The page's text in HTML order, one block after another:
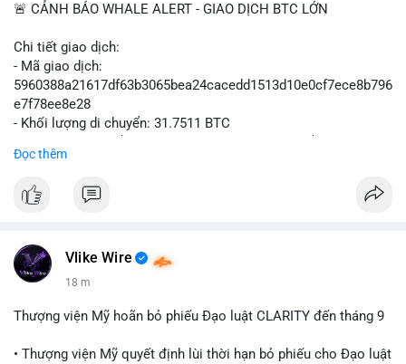
🚨 CẢNH BÁO WHALE ALERT - GIAO DỊCH BTC LỚN
Chi tiết giao dịch:
- Mã giao dịch:
5960388a21617df63b3065bea24cacedd1513d10e0cf7ece8b796
e7f78ee8e28
- Khối lượng di chuyển: 31.7511 BTC
USD)
Đọc thêm
Vlike Wire
18 m
Thượng viện Mỹ hoãn bỏ phiếu Đạo luật CLARITY đến tháng 9
• Thượng viện Mỹ quyết định lùi thời hạn bỏ phiếu cho Đạo luật